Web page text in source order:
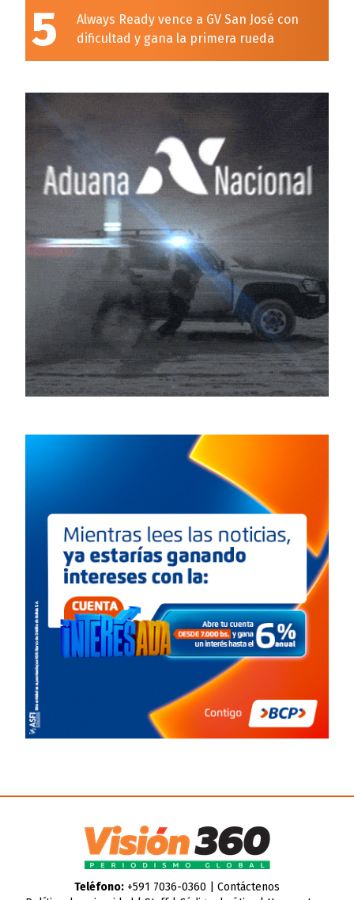
5
Always Ready vence a GV San José con
dificultad y gana la primera rueda
Teléfono:+591 7036-0360 | Contáctenos